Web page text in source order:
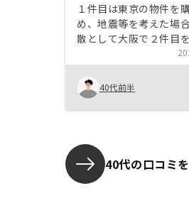
１件目は東京の物件を
め、地震等を考えた場
散として大阪で２件目
購入に至りました。 大
東京と比較すると価格
ャッシュフローが確保
しいところです。反面
わるコストは高いとお
考えています。 手続き
今回１件目の購入から
入となるのですが、Ｉ
契約書、賃貸借契約書
40代前半
40代の口コミ